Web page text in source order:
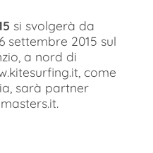
si svolgerà da
settembre 2015 sul
a nord di
come
sarà partner